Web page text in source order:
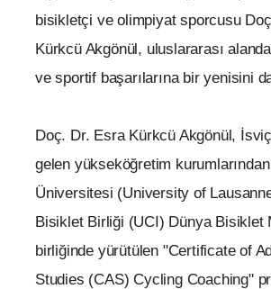
bisikletçi ve olimpiyat sporcusu
Kürkcü Akgönül, uluslararası
ve sportif başarılarına bir yenisini
Doç. Dr. Esra Kürkcü Akgönül,
gelen yükseköğretim
Üniversitesi (University of
Bisiklet Birliği (UCI) Dünya Bisiklet
birliğinde yürütülen "Certificate of
Studies (CAS) Cycling Coaching"